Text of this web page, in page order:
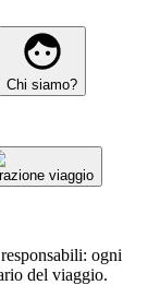
Chi siamo?
viaggio
ogni
del viaggio.